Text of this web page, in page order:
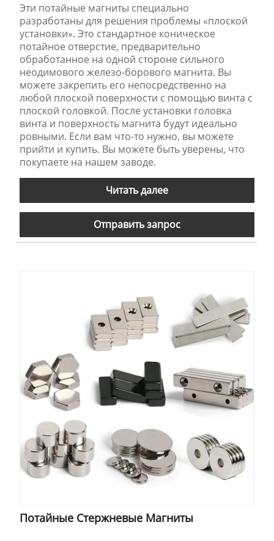
Эти потайные магниты специально
разработаны для решения проблемы «плоской
установки». Это стандартное коническое
потайное отверстие, предварительно
обработанное на одной стороне сильного
неодимового железо-борового магнита. Вы
можете закрепить его непосредственно на
любой плоской поверхности с помощью винта с
плоской головкой. После установки головка
винта и поверхность магнита будут идеально
ровными. Если вам что-то нужно, вы можете
прийти и купить. Вы можете быть уверены, что
покупаете на нашем заводе.
Читать далее
Отправить запрос
Потайные Стержневые Магниты